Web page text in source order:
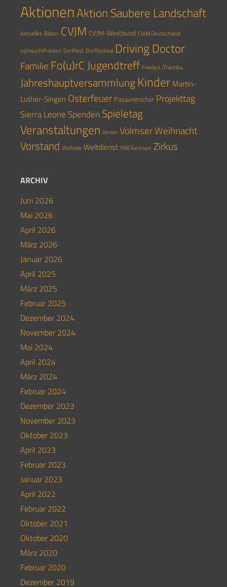
AktionenAktion Saubere Landschaft
Aktuelles Bläser CVJM CVJM-Westbund CVJM Deutschland
cvjmsuchtfrieden Dorffest Dorffestival Driving Doctor
Familie Fo(u)rC Jugendtreff Frieden iThemba
JahreshauptversammlungKinder Martin-
Luther-Singen Osterfeuer Posaunenchor Projekttag
Sierra Leone Spenden Spieletag
Veranstaltungen Verein Volmser Weihnacht
Vorstand Website Weltdienst YMCAeurope Zirkus
ARCHIV
Juni 2026
Mai 2026
April 2026
März 2026
Januar 2026
April 2025
März 2025
Februar 2025
Dezember 2024
November 2024
Mai 2024
April 2024
März 2024
Februar 2024
Dezember 2023
November 2023
Oktober 2023
April 2023
Februar 2023
Januar 2023
April 2022
Februar 2022
Oktober 2021
Oktober 2020
März 2020
Februar 2020
Dezember 2019